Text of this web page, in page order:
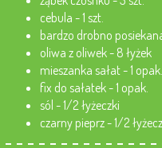
cebula - 1 szt.
bardzo drobno
oliwa z oliwek - 8 łyżek
mieszanka sałat - 1 opak.
fix do sałatek - 1 opak.
sól - 1/2 łyżeczki
czarny pieprz - 1/2